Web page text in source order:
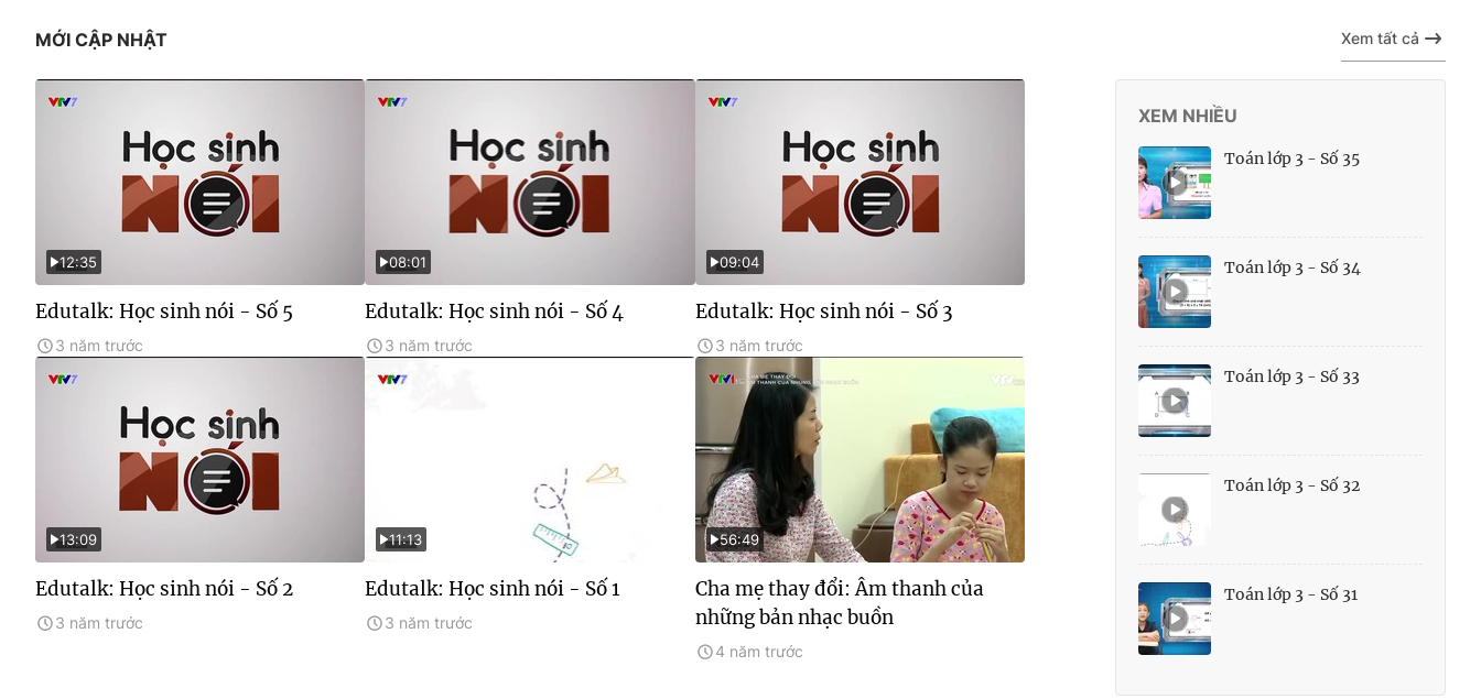
MỚI CẬP NHẬT Xem tất cả
12:35
Edutalk: Học sinh nói - Số 5
3 năm trước
08:01
Edutalk: Học sinh nói - Số 4
3 năm trước
09:04
Edutalk: Học sinh nói - Số 3
3 năm trước
13:09
Edutalk: Học sinh nói - Số 2
3 năm trước
11:13
Edutalk: Học sinh nói - Số 1
3 năm trước
56:49
Cha mẹ thay đổi: Âm thanh của
những bản nhạc buồn
4 năm trước
XEM NHIỀU
Toán lớp 3 - Số 35
Toán lớp 3 - Số 34
Toán lớp 3 - Số 33
Toán lớp 3 - Số 32
Toán lớp 3 - Số 31